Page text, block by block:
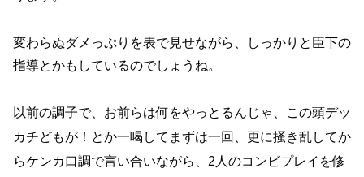
変わらぬダメっぷりを表で見せながら、しっかりと臣下の
指導とかもしているのでしょうね。
以前の調子で、お前らは何をやっとるんじゃ、この頭デッ
カチどもが！とか一喝してまずは一回、更に掻き乱してか
らケンカ口調で言い合いながら、2人のコンビプレイを修